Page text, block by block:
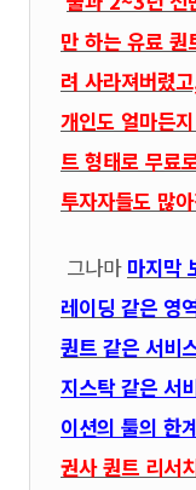
만 하는 유료 퀀
려 사라져버렸
개인도 얼마든
트 형태로 무료
투자자들도 많
그나마 마지막
레이딩 같은 영
퀀트 같은 서비
지스탁 같은 서
이션의 툴의 한
권사 퀀트 리서